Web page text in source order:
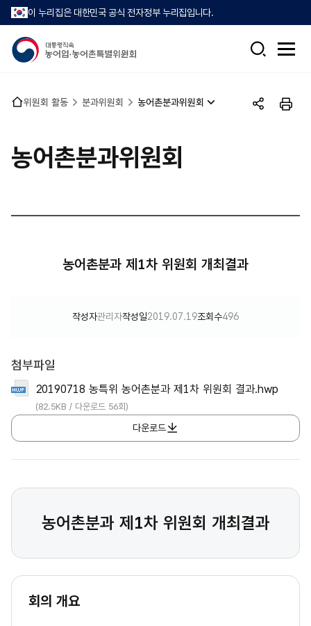
이 누리집은 대한민국 공식 전자정부 누리집입니다.
검
전
뉴
열
홈 위원회 활동 분과위원회 농어촌분과위원회
공
인
농어촌분과위원회
농어촌분과 제1차 위원회 개최결과
작성자관리자작성일2019.07.19조회수496
첨부파일
20190718 농특위 농어촌분과 제1차 위원회 결과.hwp
(82.5KB / 다운로드 56회)
다운로드
농어촌분과 제1차 위원회 개최결과
회의 개요